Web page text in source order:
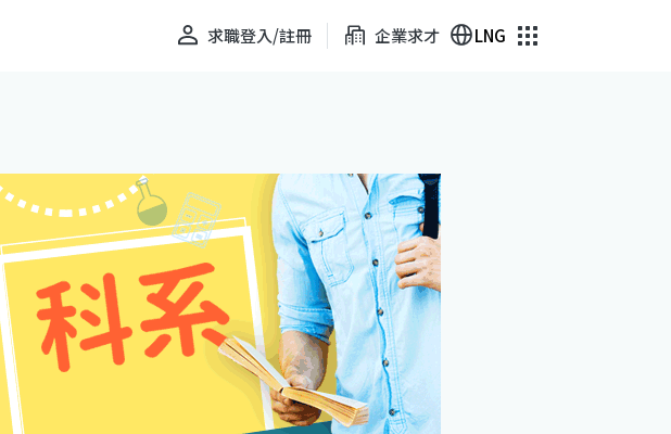
求職登入/註冊 企業求才 LNG